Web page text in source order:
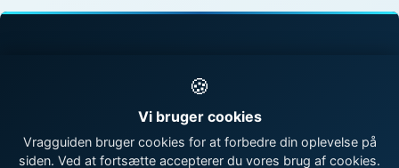
vragdatabase
| Om Vragguiden
🍪
Vi bruger cookies
Vragguiden bruger cookies for at forbedre din oplevelse på
siden. Ved at fortsætte accepterer du vores brug af cookies.